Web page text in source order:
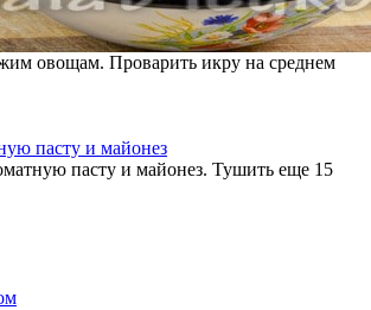
овощам. Проварить икру на среднем
пасту и майонез. Тушить еще 15